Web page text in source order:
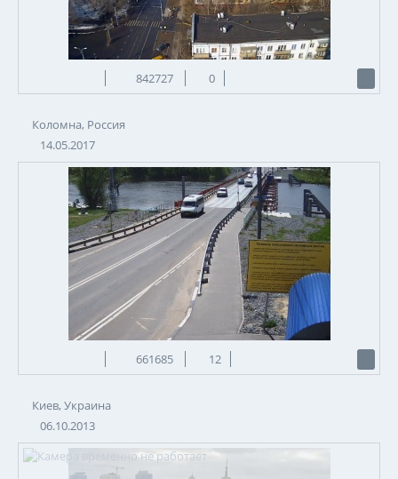
842727 0
Коломна, Россия
14.05.2017
661685 12
Киев, Украина
06.10.2013